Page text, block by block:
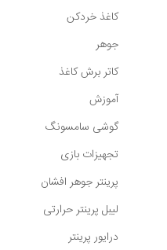
کاغذ خردکن
جوهر
کاتر برش کاغذ
آموزش
گوشی سامسونگ
تجهیزات بازی
پرینتر جوهر افشان
لیبل پرینتر حرارتی
درایور پرینتر